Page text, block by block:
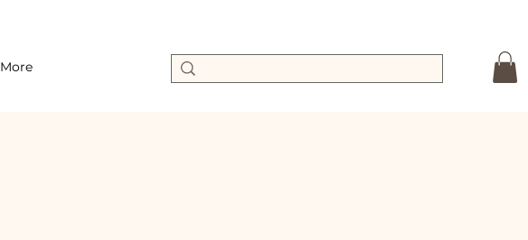
More